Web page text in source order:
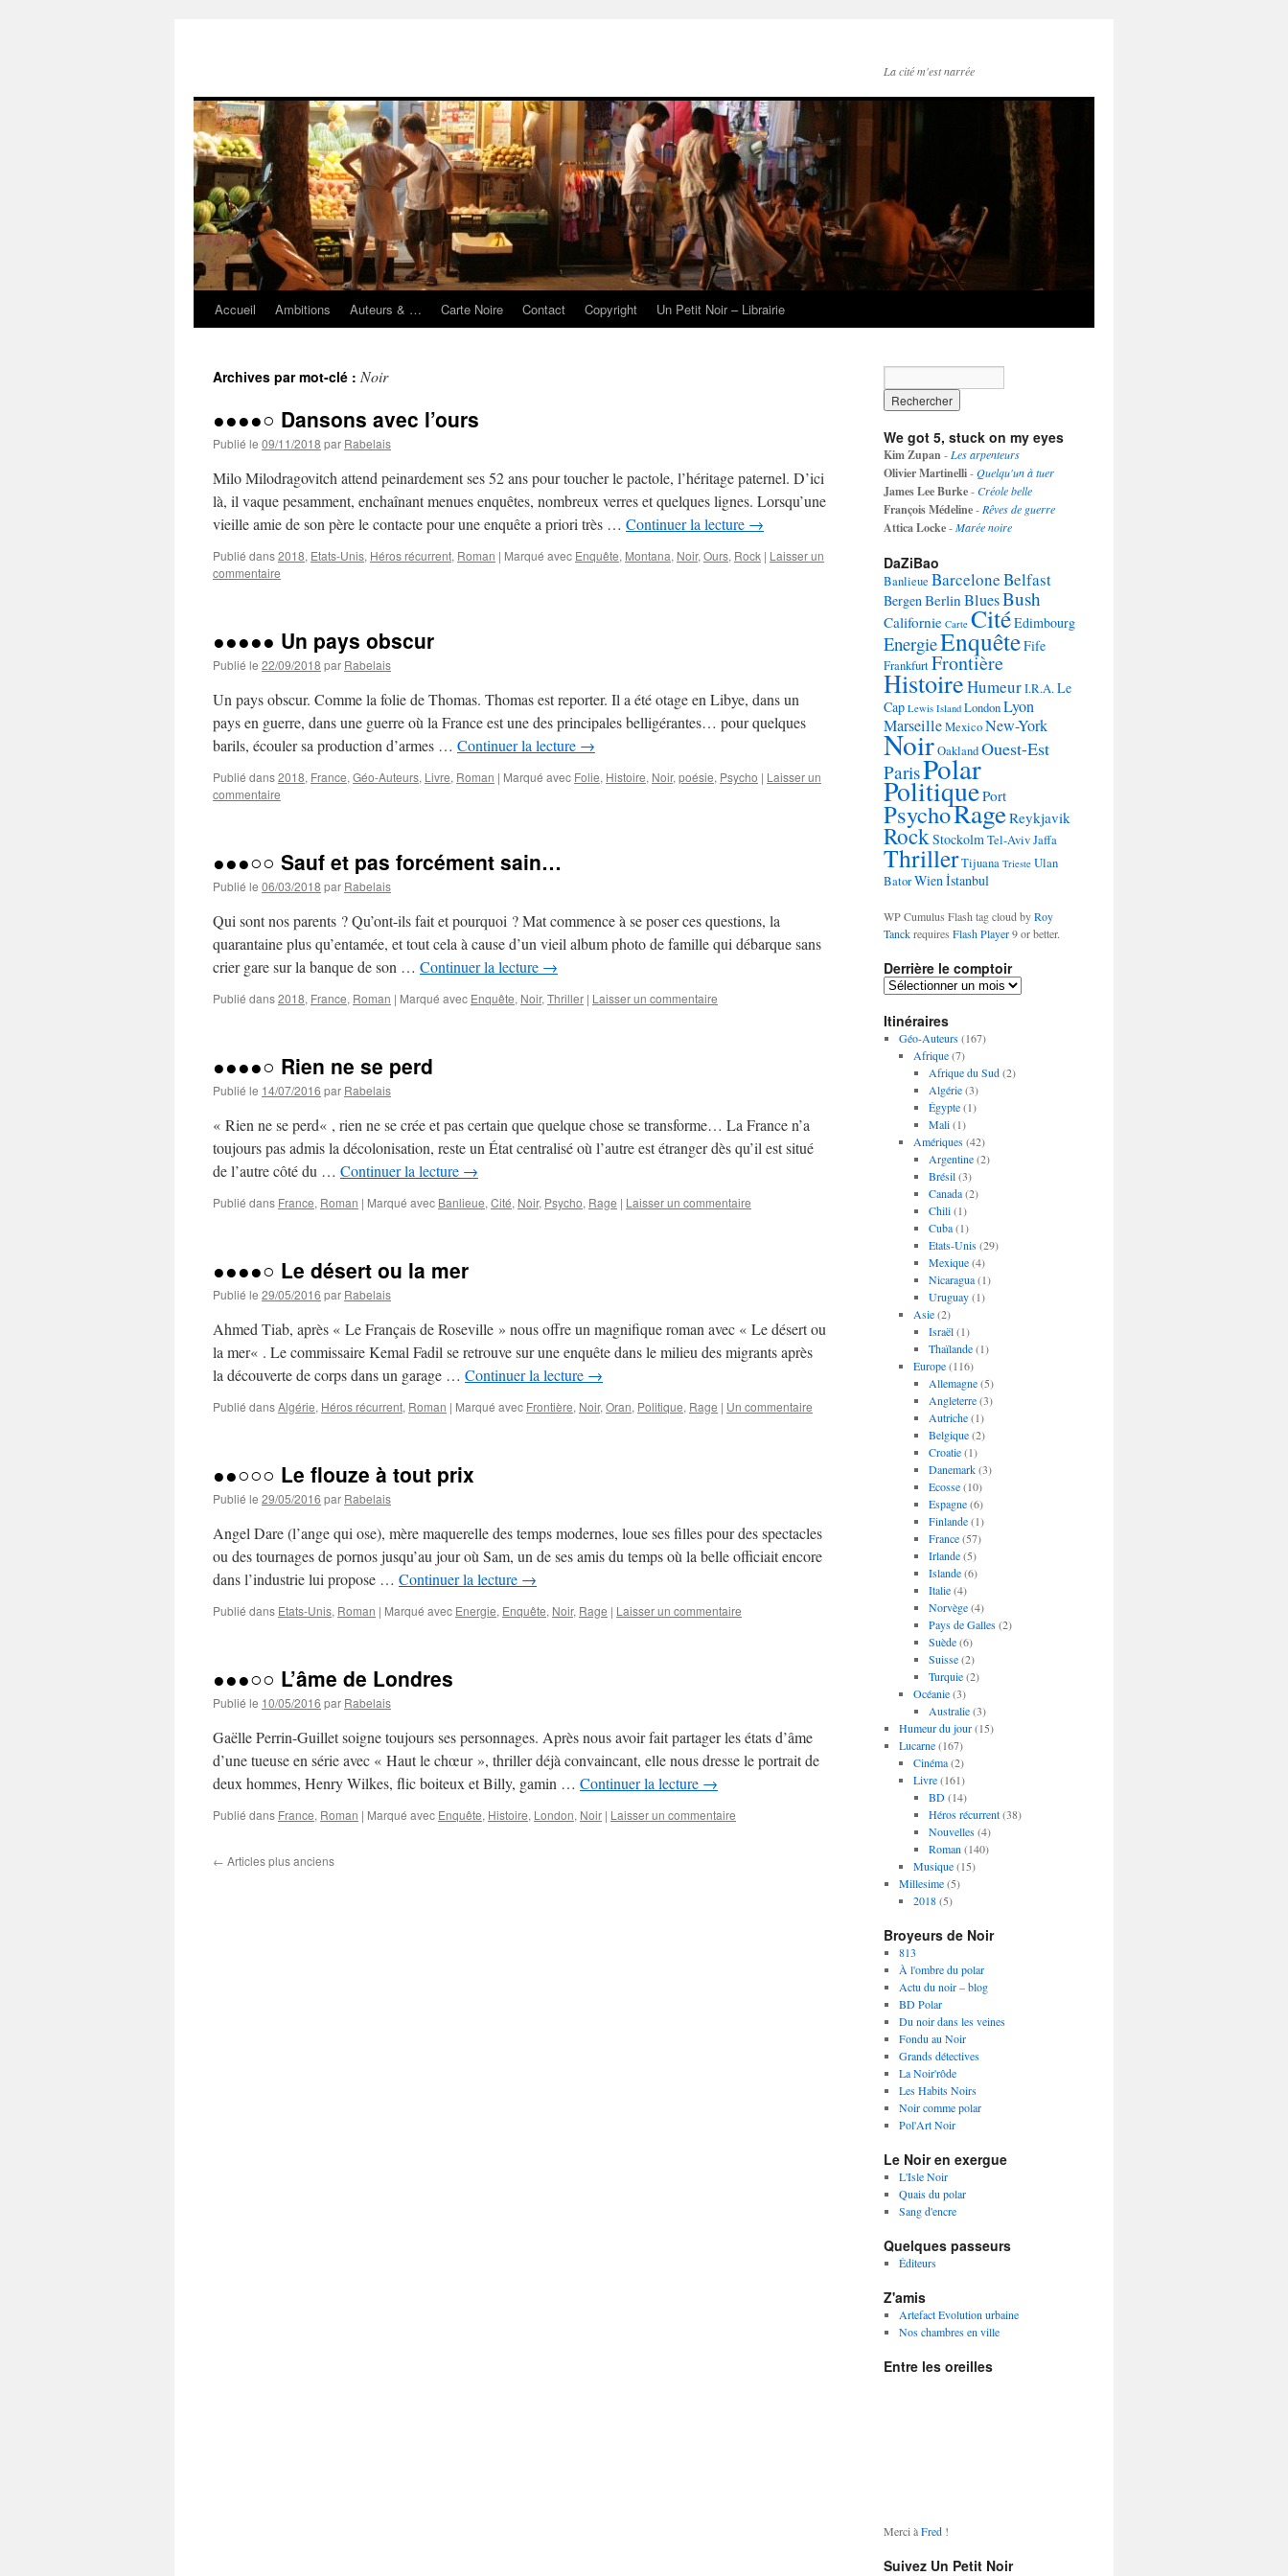
La cité m'est narrée
Aller
contenu
Accueil Ambitions Auteurs & … Carte Noire Contact Copyright Un Petit Noir – Librairie
Archives par mot-clé : Noir
●●●●○ Dansons avec l’ours
Publié le 09/11/2018 par Rabelais
Milo Milodragovitch attend peinardement ses 52 ans pour toucher le pactole, l’héritage paternel. D’ici
là, il vaque pesamment, enchaînant menues enquêtes, nombreux verres et quelques lignes. Lorsqu’une
vieille amie de son père le contacte pour une enquête a priori très … Continuer la lecture →
Publié dans2018, Etats-Unis, Héros récurrent, Roman | Marqué avec Enquête, Montana, Noir, Ours, Rock | Laisser un
commentaire
●●●●● Un pays obscur
Publié le 22/09/2018 par Rabelais
Un pays obscur. Comme la folie de Thomas. Thomas est reporter. Il a été otage en Libye, dans un
pays en guerre, dans une guerre où la France est une des principales belligérantes… pour quelques
barils, écouler sa production d’armes … Continuer la lecture →
Publié dans2018, France, Géo-Auteurs, Livre, Roman | Marqué avec Folie, Histoire, Noir, poésie, Psycho | Laisser un
commentaire
●●●○○ Sauf et pas forcément sain…
Publié le 06/03/2018 par Rabelais
Qui sont nos parents ? Qu’ont-ils fait et pourquoi ? Mat commence à se poser ces questions, la
quarantaine plus qu’entamée, et tout cela à cause d’un vieil album photo de famille qui débarque sans
crier gare sur la banque de son … Continuer la lecture →
Publié dans2018, France, Roman | Marqué avec Enquête, Noir, Thriller | Laisser un commentaire
●●●●○ Rien ne se perd
Publié le 14/07/2016 par Rabelais
« Rien ne se perd« , rien ne se crée et pas certain que quelque chose se transforme… La France n’a
toujours pas admis la décolonisation, reste un État centralisé où l’autre est étranger dès qu’il est situé
de l’autre côté du … Continuer la lecture →
Publié dans France, Roman | Marqué avec Banlieue, Cité, Noir, Psycho, Rage | Laisser un commentaire
●●●●○ Le désert ou la mer
Publié le 29/05/2016 par Rabelais
Ahmed Tiab, après « Le Français de Roseville » nous offre un magnifique roman avec « Le désert ou
la mer« . Le commissaire Kemal Fadil se retrouve sur une enquête dans le milieu des migrants après
la découverte de corps dans un garage … Continuer la lecture →
Publié dansAlgérie, Héros récurrent, Roman | Marqué avec Frontière, Noir, Oran, Politique, Rage | Un commentaire
●●○○○ Le flouze à tout prix
Publié le 29/05/2016 par Rabelais
Angel Dare (l’ange qui ose), mère maquerelle des temps modernes, loue ses filles pour des spectacles
ou des tournages de pornos jusqu’au jour où Sam, un de ses amis du temps où la belle officiait encore
dans l’industrie lui propose … Continuer la lecture →
Publié dans Etats-Unis, Roman | Marqué avec Energie, Enquête, Noir, Rage | Laisser un commentaire
●●●○○ L’âme de Londres
Publié le 10/05/2016 par Rabelais
Gaëlle Perrin-Guillet soigne toujours ses personnages. Après nous avoir fait partager les états d’âme
d’une tueuse en série avec « Haut le chœur », thriller déjà convaincant, elle nous dresse le portrait de
deux hommes, Henry Wilkes, flic boiteux et Billy, gamin … Continuer la lecture →
Publié dans France, Roman | Marqué avec Enquête, Histoire, London, Noir | Laisser un commentaire
← Articles plus anciens
We got 5, stuck on my eyes
Kim Zupan- Les arpenteurs
Olivier Martinelli-Quelqu'un à tuer
James Lee Burke-Créole belle
François Médeline- Rêves de guerre
Attica Locke-Marée noire
DaZiBao
Banlieue BarceloneBelfast
BergenBerlinBluesBush
Californie Carte CitéEdimbourg
EnergieEnquêteFife
FrankfurtFrontière
HistoireHumeurI.R.A.Le
Cap Lewis Island LondonLyon
MarseilleMexicoNew-York
NoirOaklandOuest-Est
ParisPolar
PolitiquePort
PsychoRageReykjavik
RockStockolmTel-Aviv Jaffa
ThrillerTijuana Trieste Ulan
BatorWienİstanbul
WP Cumulus Flash tag cloud byRoy
Tanckrequires Flash Player9 or better.
Derrière le comptoir
D
r
r
Itinéraires
Géo-Auteurs(167)
Afrique(7)
Afrique du Sud(2)
Algérie(3)
Égypte(1)
Mali(1)
Amériques(42)
Argentine(2)
Brésil(3)
Canada(2)
Chili(1)
Cuba(1)
Etats-Unis(29)
Mexique(4)
Nicaragua(1)
Uruguay(1)
Asie(2)
Israël(1)
Thaïlande(1)
Europe(116)
Allemagne(5)
Angleterre(3)
Autriche(1)
Belgique(2)
Croatie(1)
Danemark(3)
Ecosse(10)
Espagne(6)
Finlande(1)
France(57)
Irlande(5)
Islande(6)
Italie(4)
Norvège(4)
Pays de Galles(2)
Suède(6)
Suisse(2)
Turquie(2)
Océanie(3)
Australie(3)
Humeur du jour(15)
Lucarne(167)
Cinéma(2)
Livre(161)
BD(14)
Héros récurrent(38)
Nouvelles(4)
Roman (140)
Musique(15)
Millesime(5)
2018(5)
Broyeurs de Noir
813
À l'ombre du polar
Actu du noir – blog
BD Polar
Du noir dans les veines
Fondu au Noir
Grands détectives
La Noir'rôde
Les Habits Noirs
Noir comme polar
Pol'Art Noir
Le Noir en exergue
L'Isle Noir
Quais du polar
Sang d'encre
Quelques passeurs
Éditeurs
Z'amis
Artefact Evolution urbaine
Nos chambres en ville
Entre les oreilles
Merci àFred !
Suivez Un Petit Noir